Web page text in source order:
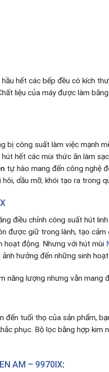
hết các bếp đều có kích
liệu của máy được làm
bị công suất làm việc mạnh
hút hết các mùi thức ăn làm
tự hào mang đến công nghệ
hôi, dầu mỡ, khói tạo ra trong
điều chỉnh công suất hút
được giữ trong lành, tạo
hoạt động. Nhưng với hút mùi
ảnh hưởng đến những sinh
năng lượng nhưng vẫn mang
tuổi thọ của sản phẩm,
phục. Bộ lọc bằng hợp
AM – 9970IX: